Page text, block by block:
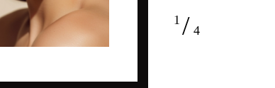
1 / 4